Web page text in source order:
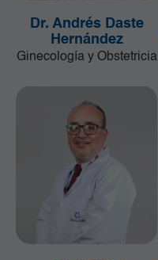
Dr. Andrés Daste
Hernández
Ginecología y Obstetricia